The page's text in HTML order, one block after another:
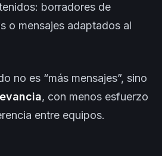
borradores de
o mensajes adaptados al
no es “más mensajes”, sino
, con menos esfuerzo
entre equipos.